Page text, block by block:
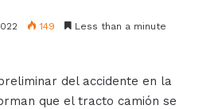
149 Less than a minute
del accidente en la
que el tracto camión se